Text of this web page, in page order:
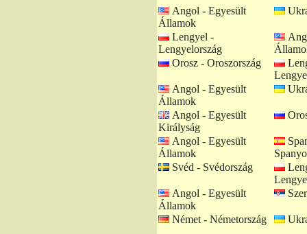
Angol - Egyesült
Államok
Lengyel -
Lengyelország
Orosz - Oroszország
Angol - Egyesült
Államok
Angol - Egyesült
Királyság
Angol - Egyesült
Államok
Svéd - Svédország
Angol - Egyesült
Államok
Német - Németország